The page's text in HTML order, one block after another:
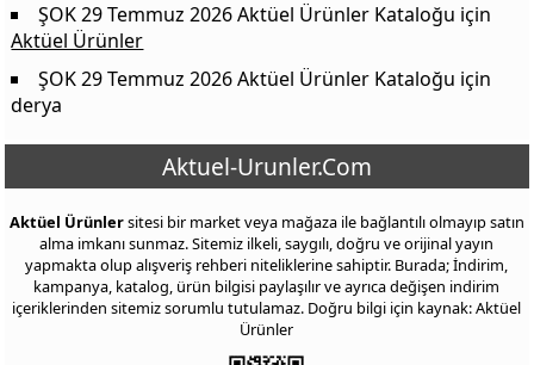
ŞOK 29 Temmuz 2026 Aktüel Ürünler Kataloğu için
Aktüel Ürünler
ŞOK 29 Temmuz 2026 Aktüel Ürünler Kataloğu için
derya
Aktuel-Urunler.Com
Aktüel Ürünlersitesi bir market veya mağaza ile bağlantılı olmayıp satın
alma imkanı sunmaz. Sitemiz ilkeli, saygılı, doğru ve orijinal yayın
yapmakta olup alışveriş rehberi niteliklerine sahiptir. Burada; İndirim,
kampanya, katalog, ürün bilgisi paylaşılır ve ayrıca değişen indirim
içeriklerinden sitemiz sorumlu tutulamaz. Doğru bilgi için kaynak: Aktüel
Ürünler